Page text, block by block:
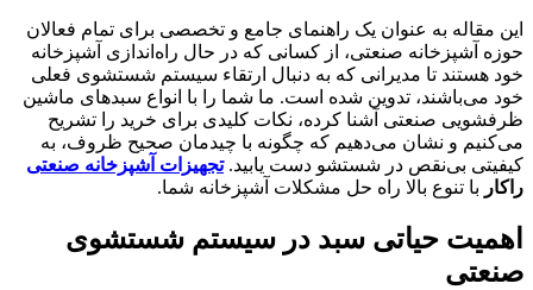
این مقاله به عنوان یک راهنمای جامع و تخصصی برای تمام فعالان
حوزه آشپزخانه صنعتی، از کسانی که در حال راه‌اندازی آشپزخانه
خود هستند تا مدیرانی که به دنبال ارتقاء سیستم شستشوی فعلی
خود می‌باشند، تدوین شده است. ما شما را با انواع سبدهای ماشین
ظرفشویی صنعتی آشنا کرده، نکات کلیدی برای خرید را تشریح
می‌کنیم و نشان می‌دهیم که چگونه با چیدمان صحیح ظروف، به
کیفیتی بی‌نقص در شستشو دست یابید.تجهیزات آشپزخانه صنعتی
راکار با تنوع بالا راه حل مشکلات آشپزخانه شما.
اهمیت حیاتی سبد در سیستم شستشوی
صنعتی